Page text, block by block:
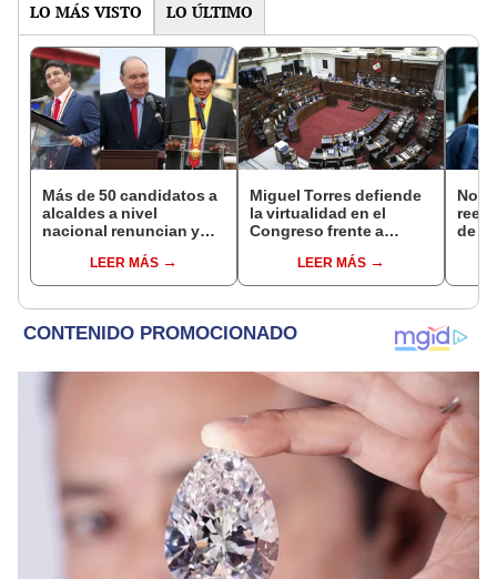
LO MÁS VISTO LO ÚLTIMO
Más de 50 candidatos a
alcaldes a nivel
nacional renuncian y
encubiertaLEER MÁS
Miguel Torres defiende
la virtualidad en el
Congreso frente a
plantea la
presencialidad
LEER MÁS
de